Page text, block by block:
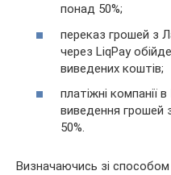
понад 50%;
переказ грошей з
через LiqPay
виведених коштів;
платіжні компанії
виведення грошей
50%.
Визначаючись зі